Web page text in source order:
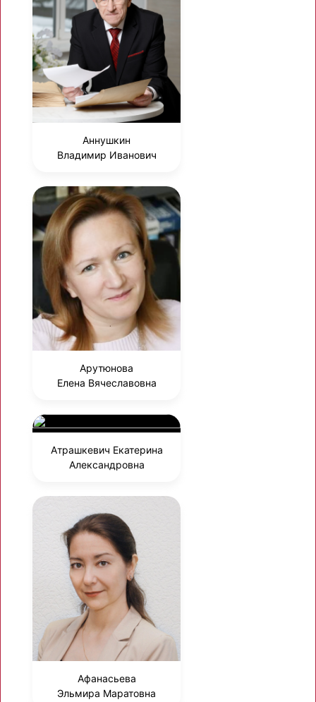
Аннушкин
Владимир Иванович
Арутюнова
Елена Вячеславовна
Атрашкевич Екатерина
Александровна
Афанасьева
Эльмира Маратовна